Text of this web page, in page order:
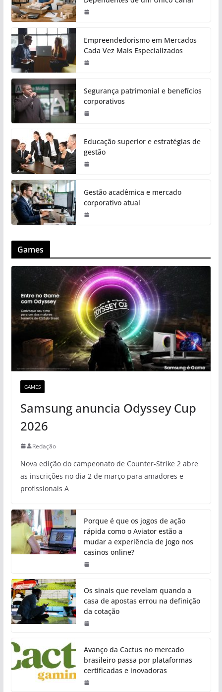
Empreendedorismo em Mercados
Cada Vez Mais Especializados
Segurança patrimonial e benefícios
corporativos
Educação superior e estratégias de
gestão
Gestão acadêmica e mercado
corporativo atual
Games
GAMES
Samsung anuncia Odyssey Cup
2026
Redação
Nova edição do campeonato de Counter-Strike 2 abre
as inscrições no dia 2 de março para amadores e
profissionais A
Porque é que os jogos de ação
rápida como o Aviator estão a
mudar a experiência de jogo nos
casinos online?
Os sinais que revelam quando a
casa de apostas errou na definição
da cotação
Avanço da Cactus no mercado
brasileiro passa por plataformas
certificadas e inovadoras